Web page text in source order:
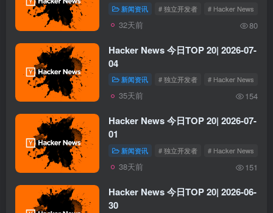
新闻资讯 # 独立开发者 # Hacker News
32天前 80
Hacker News 今日TOP 20| 2026-07-
04
新闻资讯 # 独立开发者 # Hacker News
35天前 154
Hacker News 今日TOP 20| 2026-07-
01
新闻资讯 # 独立开发者 # Hacker News
38天前 151
Hacker News 今日TOP 20| 2026-06-
30